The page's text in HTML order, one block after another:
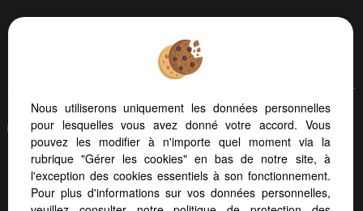
Afin de vous offrir un confort de lecture permanent, depuis
votre PC, votre tablette ou votre smartphone, notre site
s'adapte automatiquement aux différents types d'écrans
Logiciel immobilier
Création site internet
Nous utiliserons uniquement les données personnelles
pour lesquelles vous avez donné votre accord. Vous
pouvez les modifier à n'importe quel moment via la
rubrique "Gérer les cookies" en bas de notre site, à
l'exception des cookies essentiels à son fonctionnement.
Pour plus d'informations sur vos données personnelles,